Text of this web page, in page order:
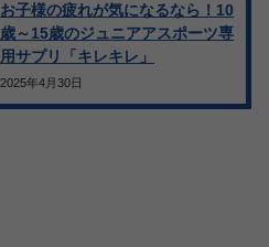
お子様の疲れが気になるなら！10
歳～15歳のジュニアアスポーツ専
用サプリ「キレキレ」
2025年4月30日